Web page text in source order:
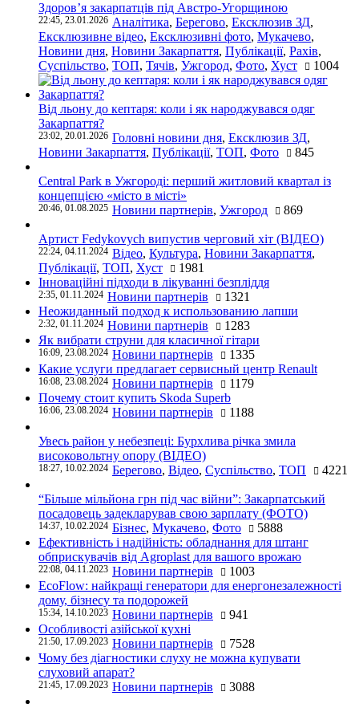
Здоров’я закарпатців під Австро-Угорщиною
22:45, 23.01.2026 Аналітика, Берегово, Ексклюзив ЗД,
Ексклюзивне відео, Ексклюзивні фото, Мукачево,
Новини дня, Новини Закарпаття, Публікації, Рахів,
Суспільство, ТОП, Тячів, Ужгород, Фото, Хуст 1004
Від льону до кептаря: коли і як народжувався одяг
Закарпаття?
23:02, 20.01.2026 Головні новини дня, Ексклюзив ЗД,
Новини Закарпаття, Публікації, ТОП, Фото 845
Central Park в Ужгороді: перший житловий квартал із
концепцією «місто в місті»
20:46, 01.08.2025 Новини партнерів, Ужгород 869
Артист Fedykovych випустив черговий хіт (ВІДЕО)
22:24, 04.11.2024 Відео, Культура, Новини Закарпаття,
Публікації, ТОП, Хуст
1981
Інноваційні підходи в лікуванні безпліддя
2:35, 01.11.2024 Новини партнерів
1321
Неожиданный подход к использованию лапши
2:32, 01.11.2024 Новини партнерів
1283
Як вибрати струни для класичної гітари
16:09, 23.08.2024 Новини партнерів
1335
Какие услуги предлагает сервисный центр Renault
16:08, 23.08.2024 Новини партнерів
1179
Почему стоит купить Skoda Superb
16:06, 23.08.2024 Новини партнерів 1188
Увесь район у небезпеці: Бурхлива річка змила
високовольтну опору (ВІДЕО)
18:27, 10.02.2024 Берегово, Відео, Суспільство, ТОП 4221
“Більше мільйона грн під час війни”: Закарпатський
посадовець задекларував свою зарплату (ФОТО)
14:37, 10.02.2024 Бізнес, Мукачево, Фото
5888
Ефективність і надійність: обладнання для штанг
обприскувачів від Agroplast для вашого врожаю
22:08, 04.11.2023 Новини партнерів
1003
EcoFlow: найкращі генератори для енергонезалежності
дому, бізнесу та подорожей
15:34, 14.10.2023 Новини партнерів
941
Особливості азійської кухні
21:50, 17.09.2023 Новини партнерів
7528
Чому без діагностики слуху не можна купувати
слуховий апарат?
21:45, 17.09.2023 Новини партнерів 3088